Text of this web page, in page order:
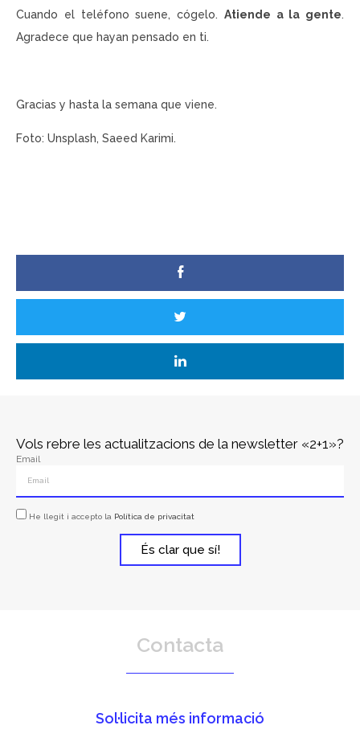
Cuando el teléfono suene, cógelo. Atiende a la gente.
Agradece que hayan pensado en ti.
Gracias y hasta la semana que viene.
Foto: Unsplash, Saeed Karimi.
Vols rebre les actualitzacions de la newsletter «2+1»?
Email
He llegit i accepto la Política de privacitat
És clar que sí!
Contacta
Sol·licita més informació